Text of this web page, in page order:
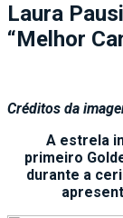
Laura
“Melhor
Créditos da
A estrela
primeiro
durante a